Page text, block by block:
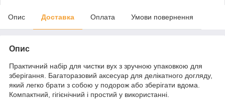
Опис Доставка Оплата Умови повернення
Опис
Практичний набір для чистки вух з зручною упаковкою для
зберігання. Багаторазовий аксесуар для делікатного догляду,
який легко брати з собою у подорож або зберігати вдома.
Компактний, гігієнічний і простий у використанні.